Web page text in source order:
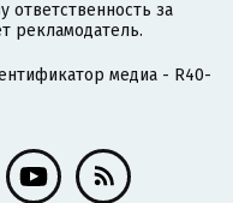
ответственность за
рекламодатель.
медиа - R40-